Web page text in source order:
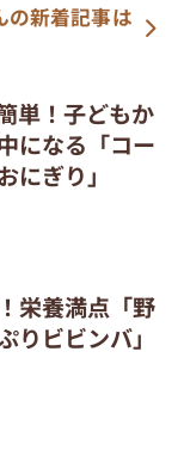
新着記事は
単！子どもか
になる「コー
にぎり」
栄養満点「野
りビビンバ」